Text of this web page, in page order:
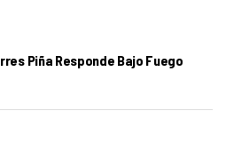
Piña Responde Bajo Fuego